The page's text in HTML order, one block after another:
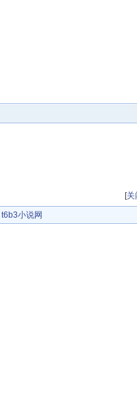
[关
t6b3小说网